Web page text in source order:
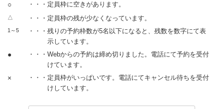
○ ・・・定員枠に空きがあります。
△ ・・・定員枠の残が少なくなっています。
1～5
・・・残りの予約枠数が5名以下になると、残数を数字にて表
示しています。
●
・・・Webからの予約は締め切りました。電話にて予約を受付
けています。
×
・・・定員枠がいっぱいです。電話にてキャンセル待ちを受付
けしています。